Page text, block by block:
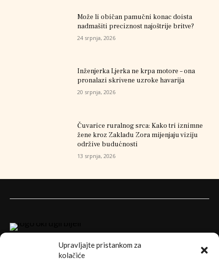
Upravljajte pristankom za
kolačiće
Može li običan pamučni konac doista
nadmašiti preciznost najoštrije britve?
24 srpnja, 2026
Inženjerka Ljerka ne krpa motore – ona
pronalazi skrivene uzroke havarija
20 srpnja, 2026
Čuvarice ruralnog srca: Kako tri iznimne
žene kroz Zakladu Zora mijenjaju viziju
održive budućnosti
13 srpnja, 2026